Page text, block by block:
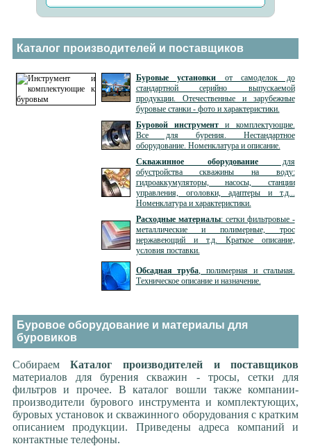
Каталог производителей и поставщиков
Буровые установки от самоделок до
стандартной серийно выпускаемой
продукции. Отечественные и зарубежные
буровые станки - фото и характеристики.
Буровой инструменти комплектующие.
Все для бурения. Нестандартное
оборудование. Номенклатура и описание.
Скважинное оборудование для
обустройства скважины на воду:
гидроаккумуляторы, насосы, станции
управления, оголовки, адаптеры и т.д...
Номенклатура и характеристики.
Расходные материалы: сетки фильтровые -
металлические и полимерные, трос
нержавеющий и т.д. Краткое описание,
условия поставки.
Обсадная труба, полимерная и стальная.
Техническое описание и назначение.
Буровое оборудование и материалы для
буровиков
СобираемКаталог производителей и поставщиков
материалов для бурения скважин - тросы, сетки для
фильтров и прочее. В каталог вошли также компании-
производители бурового инструмента и комплектующих,
буровых установок и скважинного оборудования с кратким
описанием продукции. Приведены адреса компаний и
контактные телефоны.